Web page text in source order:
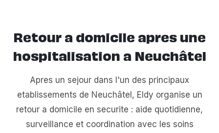
Retour a domicile apres une
hospitalisation a Neuchâtel
Apres un sejour dans l'un des principaux
etablissements de Neuchâtel, Eldy organise un
retour a domicile en securite : aide quotidienne,
surveillance et coordination avec les soins